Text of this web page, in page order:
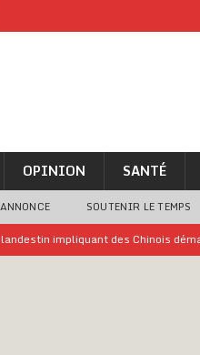
OPINION SANTÉ
SOUTENIR LE TEMPS
impliquant des Chinois